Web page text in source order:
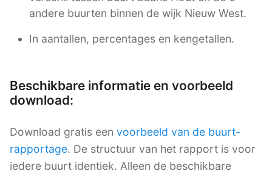
andere buurten binnen de wijk Nieuw West.
In aantallen, percentages en kengetallen.
Beschikbare informatie en voorbeeld
download:
Download gratis een voorbeeld van de buurt-
rapportage. De structuur van het rapport is voor
iedere buurt identiek. Alleen de beschikbare